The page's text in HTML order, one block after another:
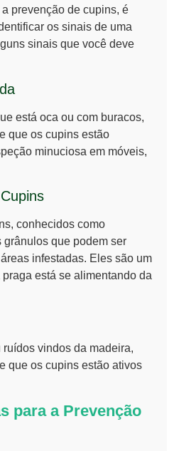
prevenção de cupins, é
os sinais de uma
sinais que você deve
está oca ou com buracos,
que os cupins estão
minuciosa em móveis,
conhecidos como
grânulos que podem ser
infestadas. Eles são um
está se alimentando da
vindos da madeira,
que os cupins estão ativos
para a Prevenção